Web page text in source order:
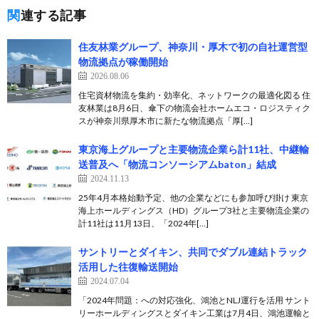
関連する記事
住友林業グループ、神奈川・厚木で初の自社運営型
物流拠点が稼働開始
2026.08.06
住宅資材物流を集約・効率化、ネットワークの最適化図る 住
友林業は8月6日、傘下の物流会社ホームエコ・ロジスティク
スが神奈川県厚木市に新たな物流拠点「厚[…]
東京海上グループと主要物流企業ら計11社、中継輸
送普及へ「物流コンソーシアムbaton」結成
2024.11.13
25年4月本格始動予定、他の企業などにも参加呼び掛け 東京
海上ホールディングス（HD）グループ3社と主要物流企業の
計11社は11月13日、「2024年[…]
サントリーとダイキン、共同でダブル連結トラック
活用した往復輸送開始
2024.07.04
「2024年問題：への対応強化、鴻池とNLJ運行を活用 サント
リーホールディングスとダイキン工業は7月4日、鴻池運輸と